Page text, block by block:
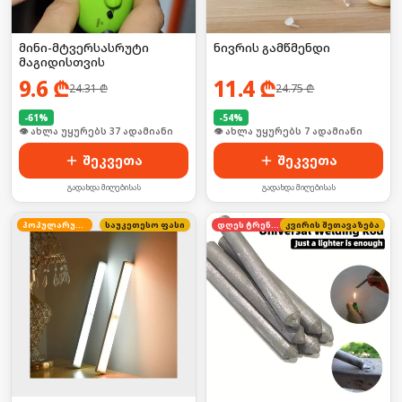
მინი-მტვერსასრუტი
მაგიდისთვის
9.6 ₾24.31₾
-61%
🛒 ბოლო 24სთ-ში იყიდა 8-მა
შეკვეთა
გადახდა მიღებისას
ნივრის გამწმენდი
11.4₾24.75₾
-54%
🛒 ბოლო 24სთ-ში იყიდა 8-მა
შეკვეთა
გადახდა მიღებისას
პოპულარული საუკეთესო ფასი დღეს ტრენდში კვირის შეთავაზება